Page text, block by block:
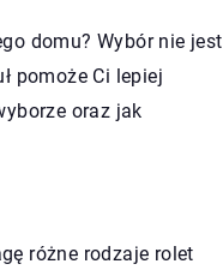
domu? Wybór nie jest
pomoże Ci lepiej
oraz jak
różne rodzaje rolet